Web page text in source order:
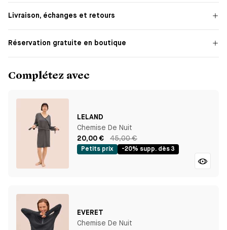
Livraison, échanges et retours
Réservation gratuite en boutique
Complétez avec
LELAND
Chemise De Nuit
20,00 €
45,00 €
Petits prix -20% supp. dès 3
EVERET
Chemise De Nuit